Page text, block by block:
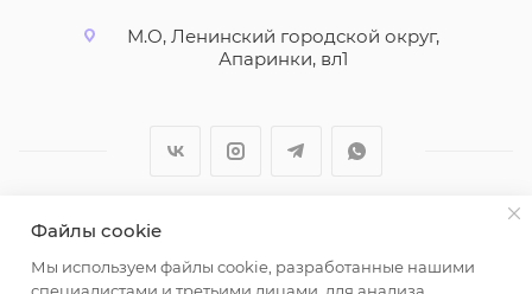
М.О, Ленинский городской округ,
Апаринки, вл1
2026 © ООО "Вайт Текстиль групп"
Любая информация на сайте носит справочный
Файлы cookie
Мы используем файлы cookie, разработанные нашими